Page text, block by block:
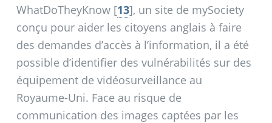
WhatDoTheyKnow[13], un site de mySociety
conçu pour aider les citoyens anglais à faire
des demandes d’accès à l’information, il a été
possible d’identifier des vulnérabilités sur des
équipement de vidéosurveillance au
Royaume-Uni. Face au risque de
communication des images captées par les